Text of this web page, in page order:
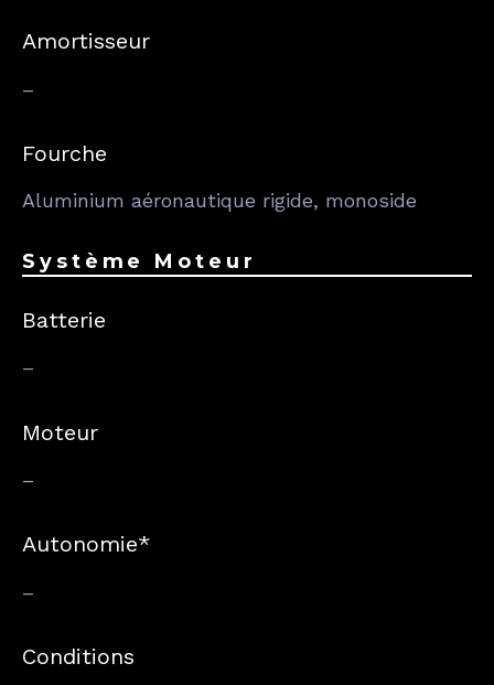
Amortisseur
–
Fourche
Aluminium aéronautique rigide, monoside
Système Moteur
Batterie
–
Moteur
–
Autonomie*
–
Conditions